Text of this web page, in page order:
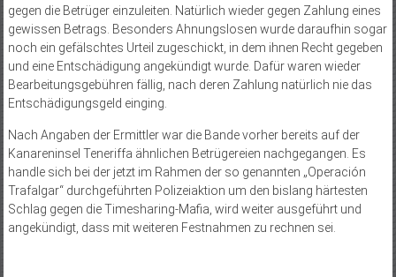
gegen die Betrüger einzuleiten. Natürlich wieder gegen Zahlung eines
gewissen Betrags. Besonders Ahnungslosen wurde daraufhin sogar
noch ein gefälschtes Urteil zugeschickt, in dem ihnen Recht gegeben
und eine Entschädigung angekündigt wurde. Dafür waren wieder
Bearbeitungsgebühren fällig, nach deren Zahlung natürlich nie das
Entschädigungsgeld einging.
Nach Angaben der Ermittler war die Bande vorher bereits auf der
Kanareninsel Teneriffa ähnlichen Betrügereien nachgegangen. Es
handle sich bei der jetzt im Rahmen der so genannten „Operación
Trafalgar“ durchgeführten Polizeiaktion um den bislang härtesten
Schlag gegen die Timesharing-Mafia, wird weiter ausgeführt und
angekündigt, dass mit weiteren Festnahmen zu rechnen sei.